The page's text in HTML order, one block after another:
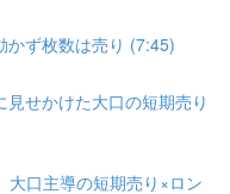
かず枚数は売り (7:45)
せかけた大口の短期売り
大口主導の短期売り×ロン